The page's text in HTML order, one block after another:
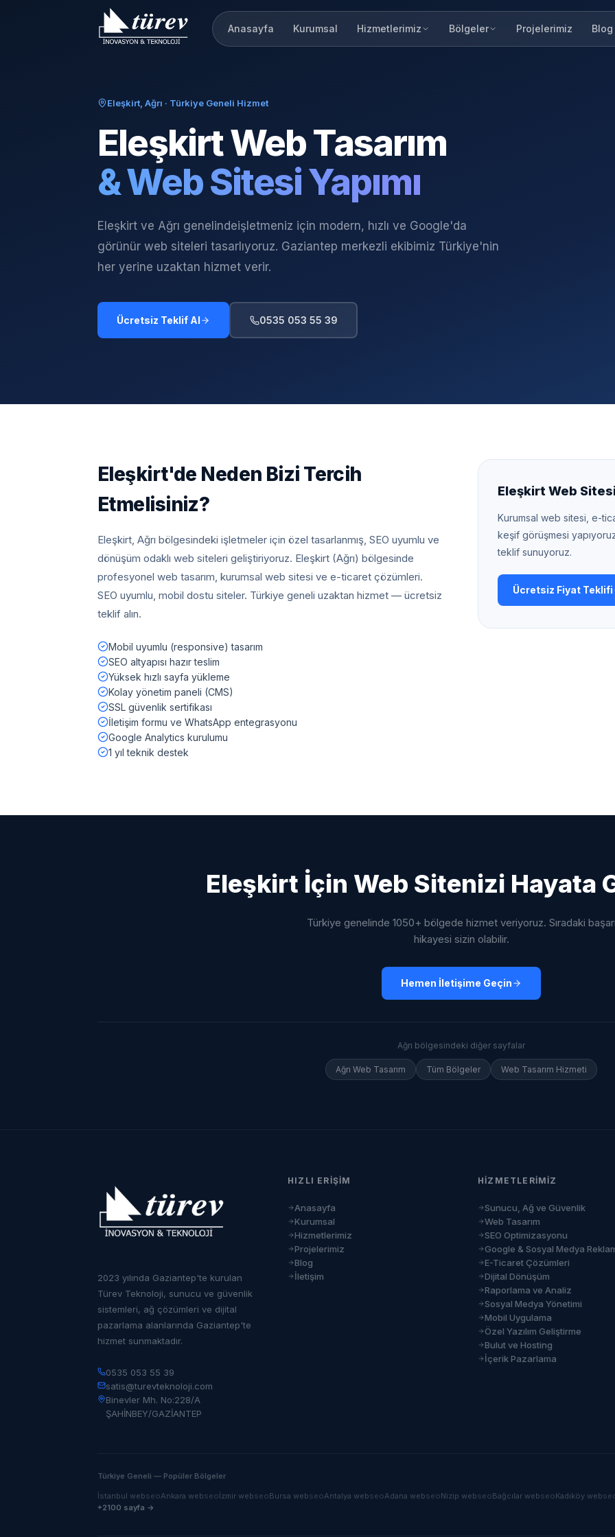
Anasayfa Kurumsal Hizmetlerimiz Bölgeler Projelerimiz Blog
Eleşkirt, Ağrı · Türkiye Geneli Hizmet
EleşkirtWeb Tasarım
& Web Sitesi Yapımı
Eleşkirt ve Ağrı genelindeişletmeniz için modern, hızlı ve Google'da
görünür web siteleri tasarlıyoruz. Gaziantep merkezli ekibimiz Türkiye'nin
her yerine uzaktan hizmet verir.
Ücretsiz Teklif Al 0535 053 55 39
Eleşkirt'de Neden Bizi Tercih
Etmelisiniz?
Eleşkirt, Ağrı bölgesindeki işletmeler için özel tasarlanmış, SEO uyumlu ve
dönüşüm odaklı web siteleri geliştiriyoruz. Eleşkirt (Ağrı) bölgesinde
profesyonel web tasarım, kurumsal web sitesi ve e-ticaret çözümleri.
SEO uyumlu, mobil dostu siteler. Türkiye geneli uzaktan hizmet — ücretsiz
teklif alın.
Mobil uyumlu (responsive) tasarım
SEO altyapısı hazır teslim
Yüksek hızlı sayfa yükleme
Kolay yönetim paneli (CMS)
SSL güvenlik sertifikası
İletişim formu ve WhatsApp entegrasyonu
Google Analytics kurulumu
1 yıl teknik destek
Eleşkirt Web
Kurumsal web sitesi, e-
keşif görüşmesi
teklif sunuyoruz.
Ücretsiz Fiyat Teklifi
Eleşkirt İçin Web Sitenizi Hayata
Türkiye genelinde 1050+ bölgede hizmet veriyoruz. Sıradaki başarı
hikayesi sizin olabilir.
Hemen İletişime Geçin
Ağrı bölgesindeki diğer sayfalar
Ağrı Web Tasarım Tüm Bölgeler Web Tasarım Hizmeti
2023 yılında Gaziantep'te kurulan
Türev Teknoloji, sunucu ve güvenlik
sistemleri, ağ çözümleri ve dijital
pazarlama alanlarında Gaziantep'te
hizmet sunmaktadır.
0535 053 55 39
satis@turevteknoloji.com
Binevler Mh. No:228/A
ŞAHİNBEY/GAZİANTEP
HIZLI ERIŞIM
Anasayfa
Kurumsal
Hizmetlerimiz
Projelerimiz
Blog
İletişim
HIZMETLERIMIZ
Sunucu, Ağ ve Güvenlik
Web Tasarım
SEO Optimizasyonu
Google & Sosyal Medya
E-Ticaret Çözümleri
Dijital Dönüşüm
Raporlama ve Analiz
Sosyal Medya Yönetimi
Mobil Uygulama
Özel Yazılım Geliştirme
Bulut ve Hosting
İçerik Pazarlama
Türkiye Geneli — Popüler Bölgeler
İstanbul webseoAnkara webseoİzmir webseoBursa webseoAntalya webseoAdana webseoNizip webseoBağcılar webseoKadıköy web
+2100 sayfa →